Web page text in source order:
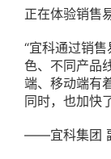
正在体验销售
“宜科通过销
色、不同产品
端、移动端有
同时，也加快
——宜科集团